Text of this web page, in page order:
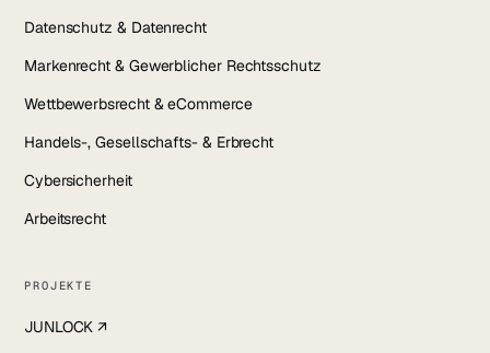
Datenschutz & Datenrecht
Markenrecht & Gewerblicher Rechtsschutz
Wettbewerbsrecht & eCommerce
Handels-, Gesellschafts- & Erbrecht
Cybersicherheit
Arbeitsrecht
PROJEKTE
JUNLOCK ↗